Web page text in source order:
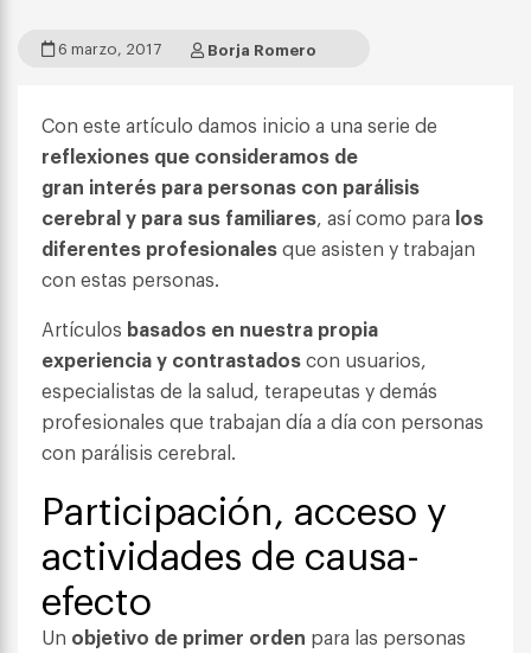
6 marzo, 2017 Borja Romero
Con este artículo damos inicio a una serie de
reflexiones que consideramos de
gran interés para personas con parálisis
cerebral y para sus familiares, así como para los
diferentes profesionalesque asisten y trabajan
con estas personas.
Artículos basados en nuestra propia
experiencia y contrastadoscon usuarios,
especialistas de la salud, terapeutas y demás
profesionales que trabajan día a día con personas
con parálisis cerebral.
Participación, acceso y
actividades de causa-
efecto
Un objetivo de primer orden para las personas